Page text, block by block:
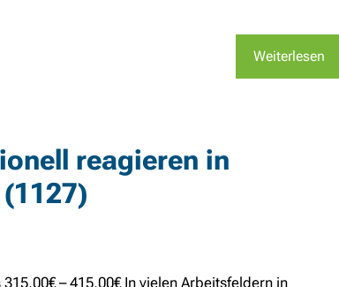
Weiterlesen
reagieren in
– 415,00€ In vielen Arbeitsfeldern in